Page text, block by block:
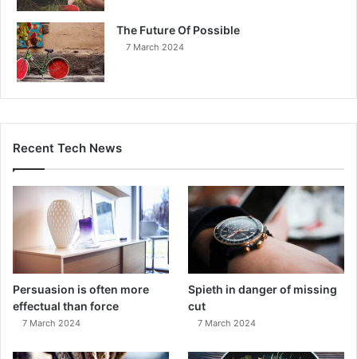
The Future Of Possible
7 March 2024
Recent Tech News
Persuasion is often more
effectual than force
7 March 2024
Spieth in danger of missing
cut
7 March 2024